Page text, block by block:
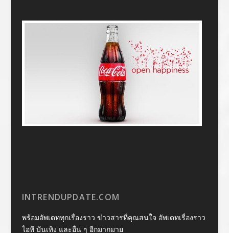
INTRENDUPDATE.COM
พร้อมอัพเดททุกเรื่องราว ข่าวสารที่คุณสนใจ อัพเดทเรื่องราว
ไอที บันเทิง และอื่น ๆ อีกมากมาย